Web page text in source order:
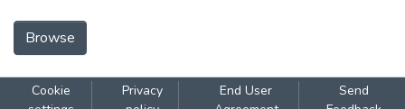
Browse
Cookie
Privacy
End User
Send